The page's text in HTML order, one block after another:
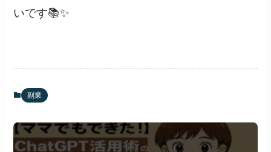
いです📚✨
副業